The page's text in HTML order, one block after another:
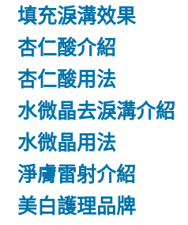
填充淚溝效果
杏仁酸介紹
杏仁酸用法
水微晶去淚溝介紹
水微晶用法
淨膚雷射介紹
美白護理品牌